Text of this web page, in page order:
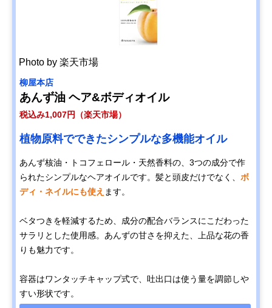
Photo by 楽天市場
柳屋本店
あんず油 ヘア&ボディオイル
税込み1,007円（楽天市場）
植物原料でできたシンプルな多機能オイル
あんず核油・トコフェロール・天然香料の、3つの成分で作
られたシンプルなヘアオイルです。髪と頭皮だけでなく、 ボ
ディ・ネイルにも使え ます。
ベタつきを軽減するため、成分の配合バランスにこだわった
サラリとした使用感。あんずの甘さを抑えた、上品な花の香
りも魅力です。
容器はワンタッチキャップ式で、吐出口は使う量を調節しや
すい形状です。